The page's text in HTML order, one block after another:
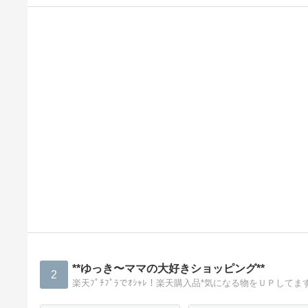
2 **ゆっき〜ママの大好きショッピング**
楽天ﾌﾟﾁﾌﾟﾗでｵｼｬﾚ！楽天購入品*気になる物をＵＰしてま